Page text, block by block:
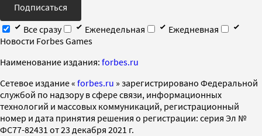
Подписаться
Все сразу
Еженедельная
Ежедневная
Новости Forbes Games
Наименование издания: forbes.ru
Cетевое издание « forbes.ru » зарегистрировано Федеральной
службой по надзору в сфере связи, информационных
технологий и массовых коммуникаций, регистрационный
номер и дата принятия решения о регистрации: серия Эл №
ФС77-82431 от 23 декабря 2021 г.